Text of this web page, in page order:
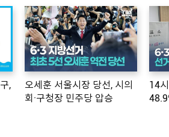
,
오세훈 서울시장 당선, 시의
회·구청장 민주당 압승
14